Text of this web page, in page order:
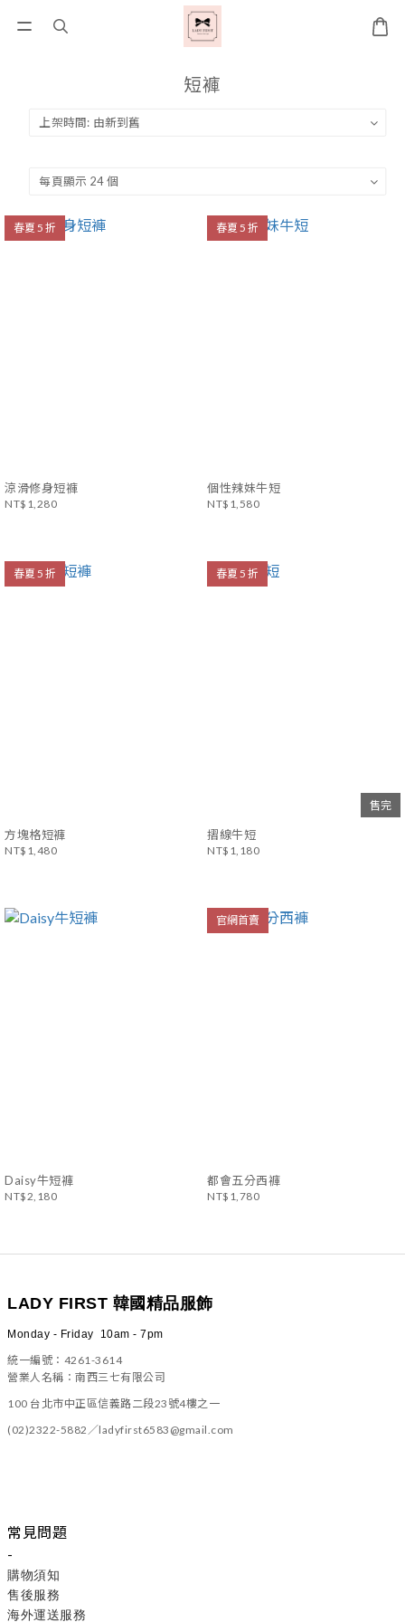
短褲
春夏 5 折
涼滑修身短褲
NT$1,280
春夏 5 折
個性辣妹牛短
NT$1,580
春夏 5 折
方塊格短褲
NT$1,480
春夏 5 折
售完
摺線牛短
NT$1,180
Daisy牛短褲
NT$2,180
官網首賣
都會五分西褲
NT$1,780
LADY FIRST 韓國精品服飾
Monday - Friday 10am - 7pm
統一編號：4261-3614
營業人名稱：南西三七有限公司
100 台北市中正區信義路二段23號4樓之一
(02)2322-5882／ladyfirst6583@gmail.com
常見問題
-
購物須知
售後服務
海外運送服務